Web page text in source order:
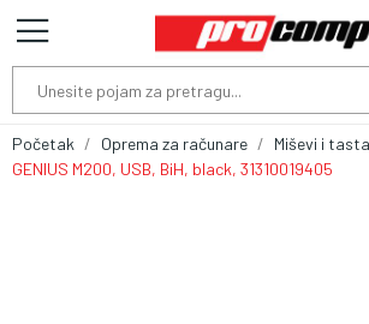
Početak Oprema za računare Miševi i
GENIUS M200, USB, BiH, black, 31310019405